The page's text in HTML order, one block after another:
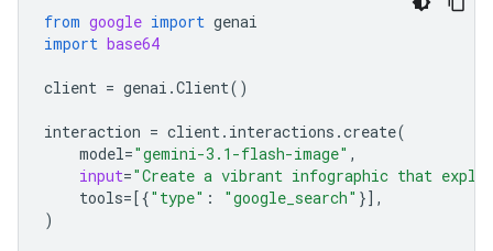
from google import genai
import base64
client = genai .Client()
interaction = client. interactions .create(
model="gemini-3.1-flash-image" ,
input="Create a vibrant infographic that
tools=[{"type" : "google_search" }],
)